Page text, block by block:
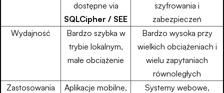
dostępne via
SQLCipher / SEE
szyfrowania i
zabezpieczeń
Wydajność
Bardzo szybka w
trybie lokalnym,
małe obciążenie
Bardzo wysoka przy
wielkich obciążeniach i
wielu zapytaniach
równoległych
Zastosowania
Aplikacje mobilne,
Systemy webowe,